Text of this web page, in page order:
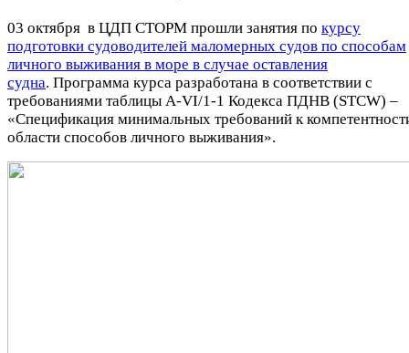
03 октября в ЦДП СТОРМ прошли занятия по курсу
подготовки судоводителей маломерных судов по способам
личного выживания в море в случае оставления
судна. Программа курса разработана в соответствии с
требованиями таблицы А-VI/1-1 Кодекса ПДНВ (STCW) –
«Спецификация минимальных требований к
области способов личного выживания».